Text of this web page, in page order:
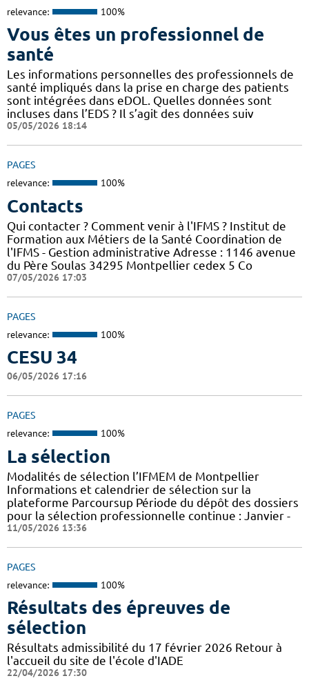
relevance: 100%
Vous êtes un professionnel de
santé
Les informations personnelles des professionnels de
santé impliqués dans la prise en charge des patients
sont intégrées dans eDOL. Quelles données sont
incluses dans l’EDS ? Il s’agit des données suiv
05/05/2026 18:14
PAGES
relevance: 100%
Contacts
Qui contacter ? Comment venir à l'IFMS ? Institut de
Formation aux Métiers de la Santé Coordination de
l'IFMS - Gestion administrative Adresse : 1146 avenue
du Père Soulas 34295 Montpellier cedex 5 Co
07/05/2026 17:03
PAGES
relevance: 100%
CESU 34
06/05/2026 17:16
PAGES
relevance: 100%
La sélection
Modalités de sélection l’IFMEM de Montpellier
Informations et calendrier de sélection sur la
plateforme Parcoursup Période du dépôt des dossiers
pour la sélection professionnelle continue : Janvier -
11/05/2026 13:36
PAGES
relevance: 100%
Résultats des épreuves de
sélection
Résultats admissibilité du 17 février 2026 Retour à
l'accueil du site de l'école d'IADE
22/04/2026 17:30